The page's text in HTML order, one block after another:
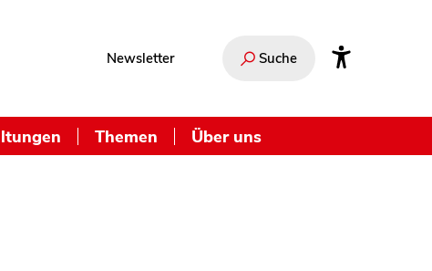
Newsletter Suche
Themen Über uns